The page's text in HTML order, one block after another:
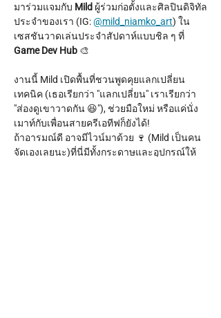
มาร่วมแจมกับ Mild ผู้ร่วมก่อตั้งและศิลปินดิจิทัล
ประจำของเรา (IG: @mild_niamko_art) ใน
เซสชันวาดเล่นประจำสัปดาห์แบบชิล ๆ ที่
Game Dev Hub 🎨
งานนี้ Mild เปิดพื้นที่ชวนพูดคุยแลกเปลี่ยน
เทคนิค (เธอเรียกว่า "แลกเปลี่ยน" เราเรียกว่า
"ส่องดูเขาวาดกัน 😆"), ช่วยมือใหม่ หรือแค่นั่ง
เมาท์กับเพื่อนสายครีเอทีฟก็ยังได้!
ถ้าอารมณ์ดี อาจมีไวน์มาด้วย 🍷 (Mild เป็นคน
จัดเองเลยนะ)ที่นี่มีทั้งกระดาษและอุปกรณ์ให้